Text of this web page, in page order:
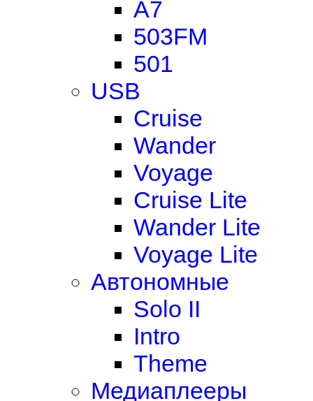
A7
503FM
501
USB
Cruise
Wander
Voyage
Cruise Lite
Wander Lite
Voyage Lite
Автономные
Solo II
Intro
Theme
Медиаплееры